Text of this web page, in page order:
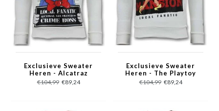
Exclusieve Sweater
Heren - Alcatraz
Prisoner - Wit
€104,99 €89,24
Exclusieve Sweater
Heren - The Playtoy
Mansion - Wit
€104,99 €89,24